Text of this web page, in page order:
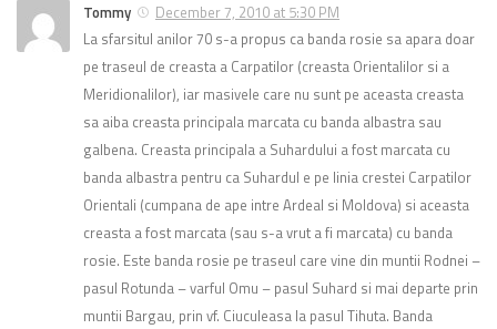
Tommy
December 7, 2010 at 5:30 PM
La sfarsitul anilor 70 s-a propus ca banda rosie sa apara doar
pe traseul de creasta a Carpatilor (creasta Orientalilor si a
Meridionalilor), iar masivele care nu sunt pe aceasta creasta
sa aiba creasta principala marcata cu banda albastra sau
galbena. Creasta principala a Suhardului a fost marcata cu
banda albastra pentru ca Suhardul e pe linia crestei Carpatilor
Orientali (cumpana de ape intre Ardeal si Moldova) si aceasta
creasta a fost marcata (sau s-a vrut a fi marcata) cu banda
rosie. Este banda rosie pe traseul care vine din muntii Rodnei –
pasul Rotunda – varful Omu – pasul Suhard si mai departe prin
muntii Bargau, prin vf. Ciuculeasa la pasul Tihuta. Banda